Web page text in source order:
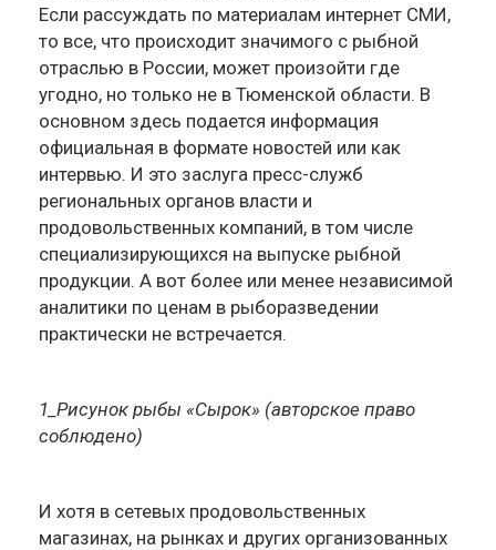
Если рассуждать по материалам интернет СМИ,
то все, что происходит значимого с рыбной
отраслью в России, может произойти где
угодно, но только не в Тюменской области. В
основном здесь подается информация
официальная в формате новостей или как
интервью. И это заслуга пресс-служб
региональных органов власти и
продовольственных компаний, в том числе
специализирующихся на выпуске рыбной
продукции. А вот более или менее независимой
аналитики по ценам в рыборазведении
практически не встречается.
1_Рисунок рыбы «Сырок» (авторское право
соблюдено)
И хотя в сетевых продовольственных
магазинах, на рынках и других организованных